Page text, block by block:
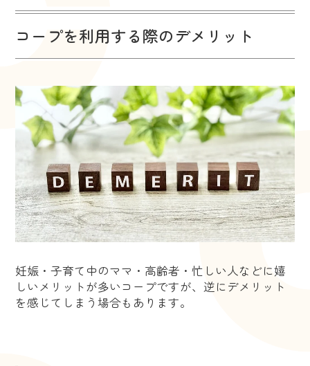
コープを利用する際のデメリット
妊娠・子育て中のママ・高齢者・忙しい人などに嬉
しいメリットが多いコープですが、逆にデメリット
を感じてしまう場合もあります。